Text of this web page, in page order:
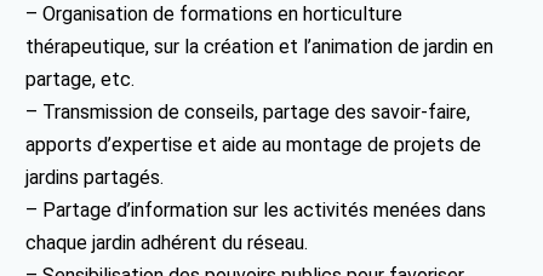
– Organisation de formations en horticulture
thérapeutique, sur la création et l’animation de jardin en
partage, etc.
– Transmission de conseils, partage des savoir-faire,
apports d’expertise et aide au montage de projets de
jardins partagés.
– Partage d’information sur les activités menées dans
chaque jardin adhérent du réseau.